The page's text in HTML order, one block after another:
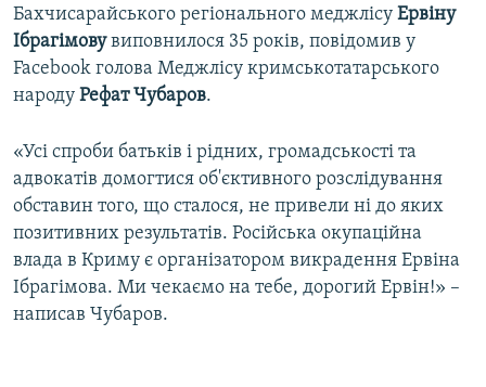
Бахчисарайського регіонального меджлісу Ервіну
Ібрагімовувиповнилося 35 років, повідомив у
Facebook голова Меджлісу кримськотатарського
народу Рефат Чубаров.
«Усі спроби батьків і рідних, громадськості та
адвокатів домогтися об'єктивного розслідування
обставин того, що сталося, не привели ні до яких
позитивних результатів. Російська окупаційна
влада в Криму є організатором викрадення Ервіна
Ібрагімова. Ми чекаємо на тебе, дорогий Ервін!» –
написав Чубаров.